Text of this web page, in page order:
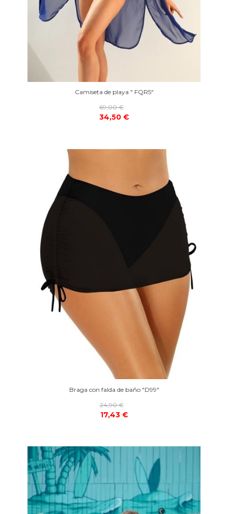
Camiseta de playa " FQR5"
69,00 €
34,50 €
Braga con falda de baño "D99"
24,90 €
17,43 €